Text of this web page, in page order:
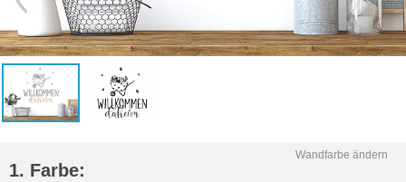
Wandfarbe ändern
1. Farbe: